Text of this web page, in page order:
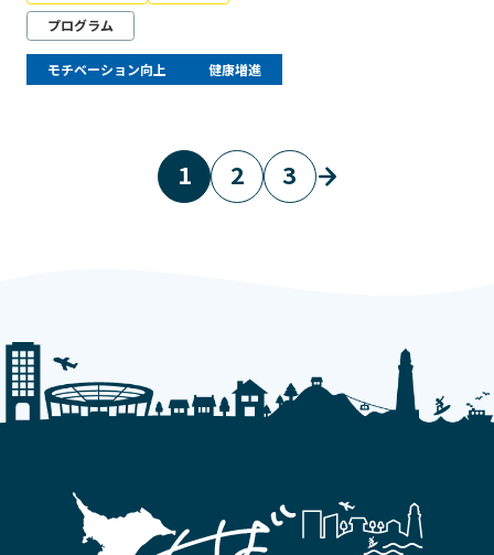
プログラム
モチベーション向上 健康増進
1 2 3